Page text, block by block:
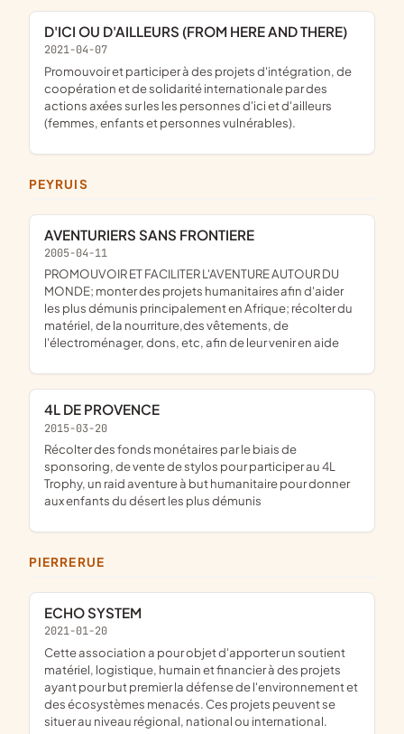
D'ICI OU D'AILLEURS (FROM HERE AND THERE)
2021-04-07
Promouvoir et participer à des projets d'intégration, de
coopération et de solidarité internationale par des
actions axées sur les les personnes d'ici et d'ailleurs
(femmes, enfants et personnes vulnérables).
PEYRUIS
AVENTURIERS SANS FRONTIERE
2005-04-11
PROMOUVOIR ET FACILITER L'AVENTURE AUTOUR DU
MONDE; monter des projets humanitaires afin d'aider
les plus démunis principalement en Afrique; récolter du
matériel, de la nourriture,des vêtements, de
l'électroménager, dons, etc, afin de leur venir en aide
4L DE PROVENCE
2015-03-20
récolter des fonds monétaires par le biais de
sponsoring, de vente de stylos pour participer au 4L
Trophy, un raid aventure à but humanitaire pour donner
aux enfants du désert les plus démunis
PIERRERUE
ECHO SYSTEM
2021-01-20
Cette association a pour objet d'apporter un soutient
matériel, logistique, humain et financier à des projets
ayant pour but premier la défense de l'environnement et
des écosystèmes menacés. Ces projets peuvent se
situer au niveau régional, national ou international.